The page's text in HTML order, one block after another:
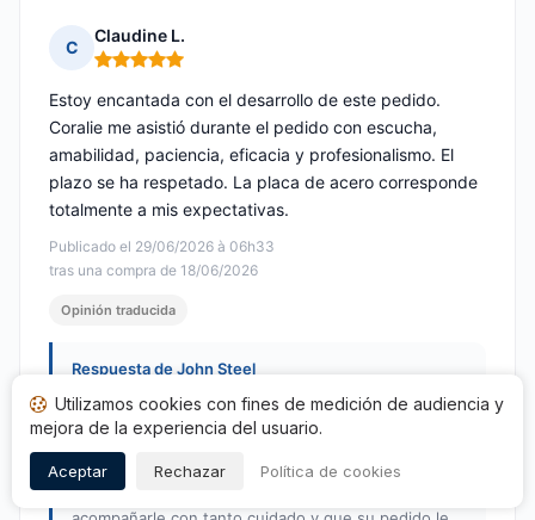
C
Claudine L.
Nota: 5 de 5
Publicado el 29/06/2026 à 06h33
tras una compra de 18/06/2026
Estoy encantada con el desarrollo de este pedido.
Coralie me asistió durante el pedido con escucha,
amabilidad, paciencia, eficacia y profesionalismo. El
plazo se ha respetado. La placa de acero corresponde
totalmente a mis expectativas.
Opinión traducida
Respuesta de John Steel
Hola Claudine,
Le agradecemos calurosamente por su opinión tan
positiva. Es un placer saber que Coralie pudo
Utilizamos cookies con fines de medición de audiencia y
mejora de la experiencia del usuario.
Aceptar Rechazar Política de cookies